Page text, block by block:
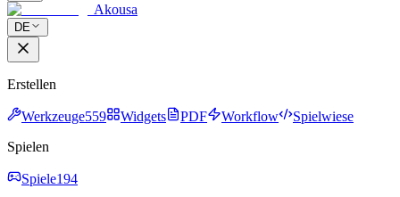
Akousa
DE
Erstellen
Werkzeuge559 Widgets PDF Workflow
Spielwiese
Spielen
Spiele194